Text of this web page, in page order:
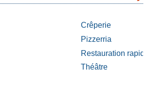
Crêperie
Pizzerria
Restauration
Théâtre